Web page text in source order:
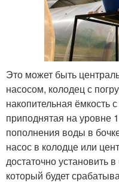
Это может быть
насосом, колодец с
накопительная ёмкость
приподнятая на уровне
пополнения воды в
насос в колодце или
достаточно установить
который будет